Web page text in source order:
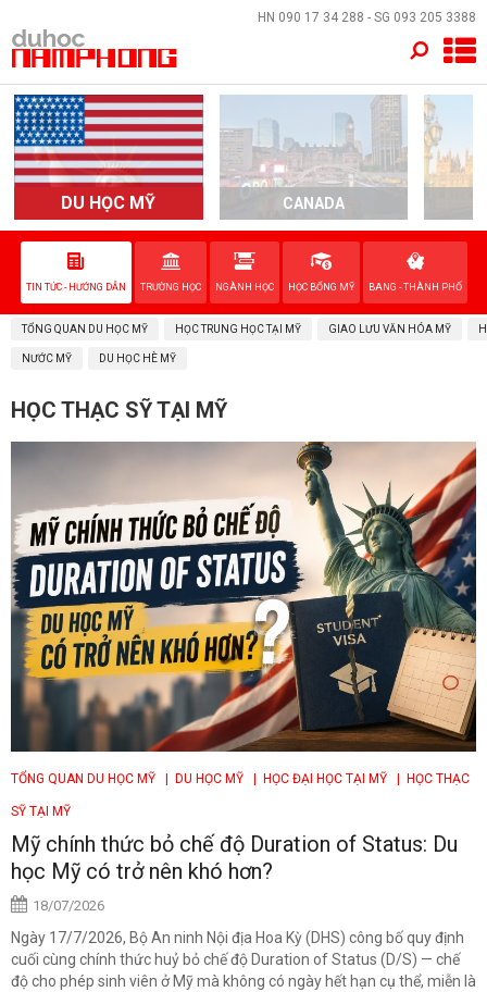
HN 090 17 34 288 - SG 093 205 3388
DU HỌC MỸ CANADA
TIN TỨC - HƯỚNG DẪN TRƯỜNG HỌC NGÀNH HỌC HỌC BỔNG MỸ BANG - THÀNH PHỐ
TỔNG QUAN DU HỌC MỸ HỌC TRUNG HỌC TẠI MỸ GIAO LƯU VĂN HÓA MỸ
NƯỚC MỸ DU HỌC HÈ MỸ
HỌC THẠC SỸ TẠI MỸ
TỔNG QUAN DU HỌC MỸ | DU HỌC MỸ | HỌC ĐẠI HỌC TẠI MỸ | HỌC THẠC
SỸ TẠI MỸ
Mỹ chính thức bỏ chế độ Duration of Status: Du
học Mỹ có trở nên khó hơn?
18/07/2026
Ngày 17/7/2026, Bộ An ninh Nội địa Hoa Kỳ (DHS) công bố quy định
cuối cùng chính thức huỷ bỏ chế độ Duration of Status (D/S) — chế
độ cho phép sinh viên ở Mỹ mà không có ngày hết hạn cụ thể, miễn là
×
TRANG CHỦ
QUỐC GIA
EVENTS
DỊCH VỤ
VỀ NAM PHONG
LIÊN HỆ